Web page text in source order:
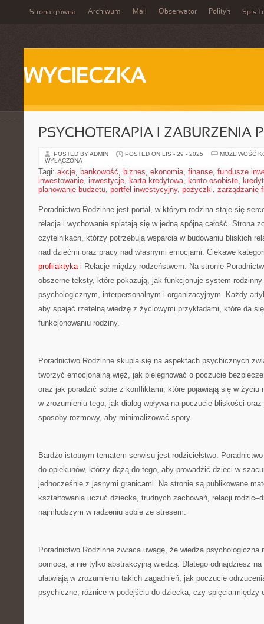
Strona główna Archiwum Mail Obserwator Polityk Spis
WYCIECZKA
PSYCHOTERAPIA I ZABURZENIA
POSTED BY ADMIN POSTED ON LIS - 29 - 2025
MOŻLIWOŚĆ
WYŁĄCZONA
Tagi: akcje, bankowość, biznes, ekonomia, finanse, fundusze
inwestowanie, inwestycje, karta kredytowa, konto osobiste,
planowanie budżetu, portfel inwestycyjny, pożyczki, zarządzanie
Poradnictwo Rodzinne jest portal, w którym rodzina staje się
relacja i wychowanie splatają się w jedną spójną całość. Strona
czytelnikach, którzy potrzebują wsparcia w budowaniu bliskich
nad dziećmi oraz pracy nad własnymi emocjami. Ciekawe
profilaktykai Relacje między rodzeństwem. Na stronie
obszerne teksty, które pokazują, jak funkcjonuje system
psychologicznym, interpersonalnym i organizacyjnym. Każdy
aby spajać rzetelną wiedzę z życiowymi przykładami, które da
funkcjonowaniu rodziny.
Poradnictwo Rodzinne skupia się na aspektach psychicznych
tworzyć emocjonalną więź, jak pielęgnować o poczucie
oraz jak poradzić sobie z konfliktami, które pojawiają się w życiu
w zrozumieniu tego, jak dialog wpływa na poczucie bliskości
sposoby rozmowy, aby minimalizować spory.
Bardzo istotnym tematem serwisu jest rodzicielstwo.
do opiekunów, którzy dążą do tego, aby prowadzić dzieci w
jednocześnie z jasnymi granicami. Na stronie są publikowane
kształtowania uczuć dziecka, trudnych zachowań, relacji
najmłodszym w radzeniu sobie ze stresem.
Poradnictwo Rodzinne zwraca uwagę, że wiedza psychologiczna
pomocą, a nie tylko abstrakcyjną wiedzą. Dlatego odnajdziesz
ułatwiają w zrozumieniu takich zagadnień, jak poczucie
psychiczne, różnice w podejściu do dziecka, czy spięcia między